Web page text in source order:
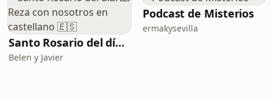
Santo Rosario del día. 🙏 Reza con nosotros en castellano 🇪🇸
Belen y Javier
Podcast de Misterios
ermakysevilla